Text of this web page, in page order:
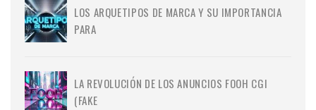
LOS ARQUETIPOS DE MARCA Y SU IMPORTANCIA
PARA
LA REVOLUCIÓN DE LOS ANUNCIOS FOOH CGI
(FAKE